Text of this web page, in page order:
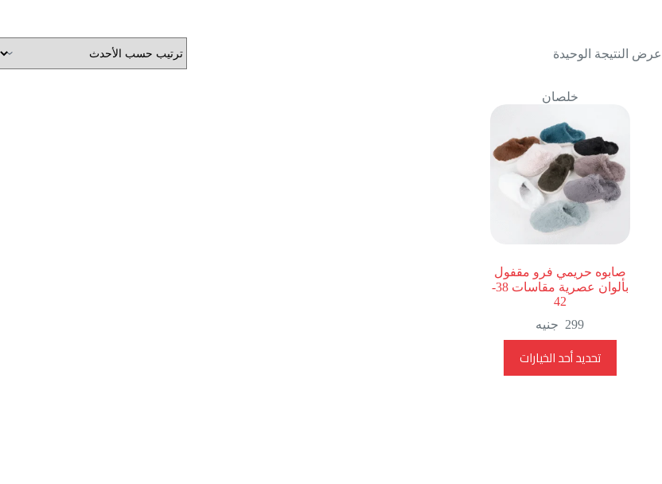
عرض النتيجة الوحيدة
خلصان
صابوه حريمي فرو مقفول
بألوان عصرية مقاسات 38-
42
299 جنيه
تحديد أحد الخيارات
العديد
من